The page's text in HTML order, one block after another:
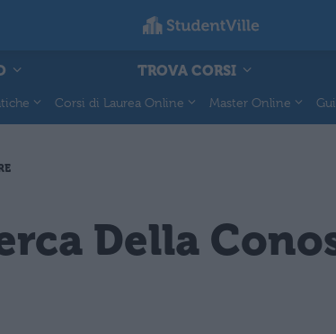
TROVA CORSI
Corsi di Laurea Online Master Online
Della